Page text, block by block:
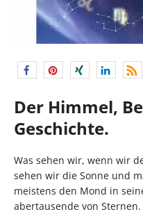
Der Himmel,
Geschichte.
Was sehen wir, wenn wir
sehen wir die Sonne und
meistens den Mond in
abertausende von